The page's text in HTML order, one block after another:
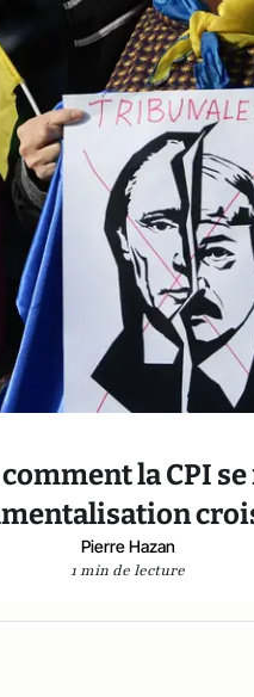
la CPI
Pierre Hazan
1 min de lecture